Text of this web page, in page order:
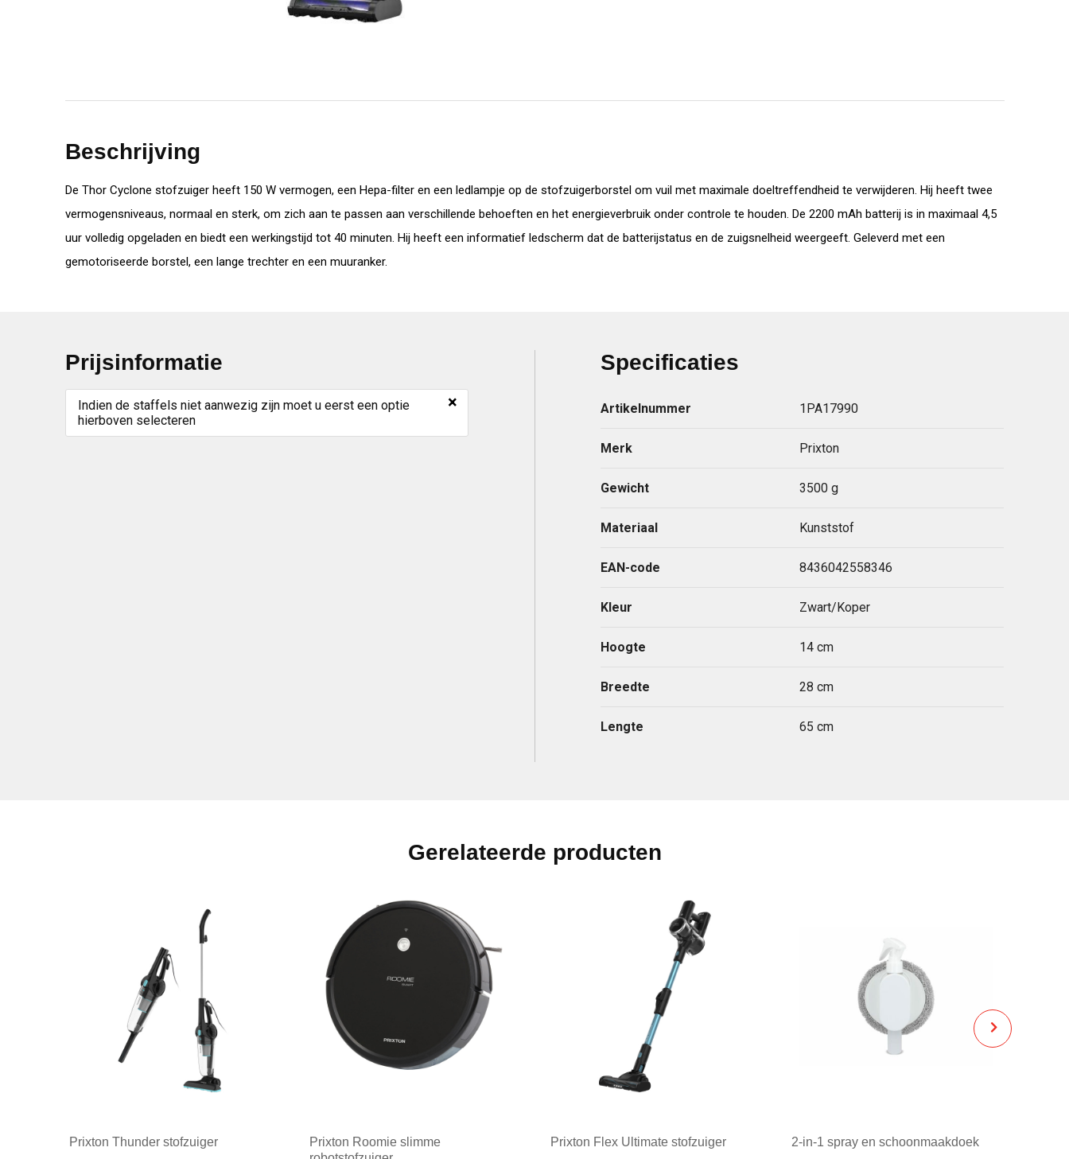
Beschrijving
De Thor Cyclone stofzuiger heeft 150 W vermogen, een Hepa-filter en een ledlampje op de stofzuigerborstel om vuil met maximale doeltreffendheid te verwijderen. Hij heeft twee
vermogensniveaus, normaal en sterk, om zich aan te passen aan verschillende behoeften en het energieverbruik onder controle te houden. De 2200 mAh batterij is in maximaal 4,5
uur volledig opgeladen en biedt een werkingstijd tot 40 minuten. Hij heeft een informatief ledscherm dat de batterijstatus en de zuigsnelheid weergeeft. Geleverd met een
gemotoriseerde borstel, een lange trechter en een muuranker.
Prijsinformatie
Indien de staffels niet aanwezig zijn moet u eerst een optie
hierboven selecteren
×
Specificaties
Artikelnummer 1PA17990
Merk Prixton
Gewicht 3500 g
Materiaal Kunststof
EAN-code 8436042558346
Kleur Zwart/Koper
Hoogte 14 cm
Breedte 28 cm
Lengte 65 cm
Gerelateerde producten
Prixton Thunder stofzuiger
Prixton Roomie slimme
Prixton Flex Ultimate stofzuiger 2-in-1 spray en schoonmaakdoek